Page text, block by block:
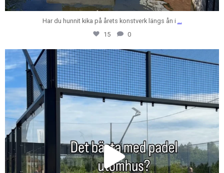
Har du hunnit kika på årets konstverk längs ån i ...
15
0
centrumfastigheter
Jul 24